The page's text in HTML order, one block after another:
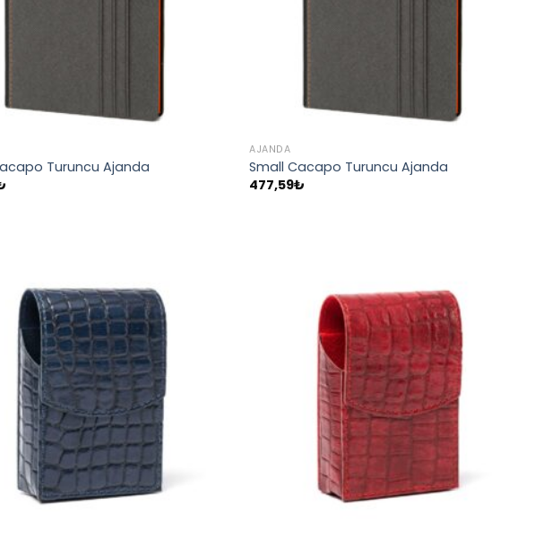
Turuncu Ajanda
AJANDA
Small Cacapo Turuncu Ajanda
477,59₺